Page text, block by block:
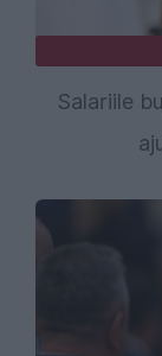
Salariile